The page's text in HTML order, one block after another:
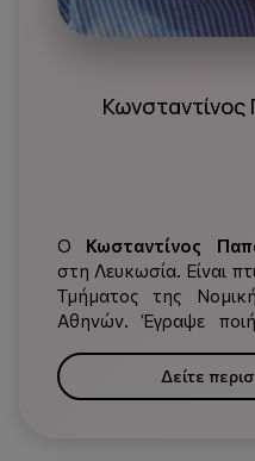
Ο Κωσταντίνος
στη Λευκωσία. Είναι
Τμήματος της
Αθηνών. Έγραψε
παιδικής
μελέτες.
Δείτε